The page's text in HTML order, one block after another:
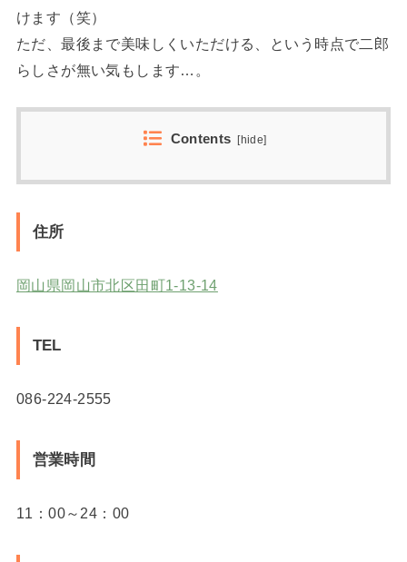
けます（笑）
ただ、最後まで美味しくいただける、という時点で二郎
らしさが無い気もします…。
Contents [hide]
住所
岡山県岡山市北区田町1-13-14
TEL
086-224-2555
営業時間
11：00～24：00